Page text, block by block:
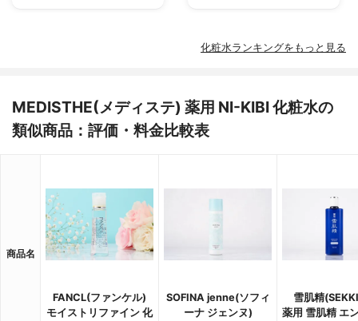
化粧水ランキングをもっと見る
MEDISTHE(メディステ) 薬用 NI-KIBI 化粧水の
類似商品：評価・料金比較表
商品名
FANCL(ファンケル)
モイストリファイン 化
SOFINA jenne(ソフィ
ーナ ジェンヌ)
雪肌精
薬用 雪肌精 エ